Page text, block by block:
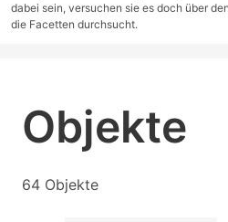
dabei sein, versuchen sie es doch über
die Facetten durchsucht.
Objekte
64 Objekte